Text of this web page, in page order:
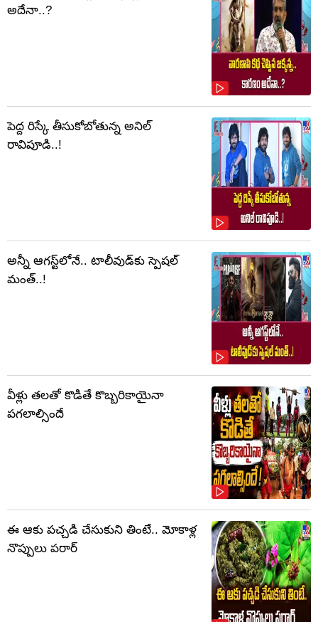
అదేనా..?
పెద్ద రిస్కే తీసుకోబోతున్న అనిల్
రావిపూడి..!
అన్నీ ఆగస్ట్‌లోనే.. టాలీవుడ్‌కు స్పెషల్
మంత్..!
వీళ్లు తలతో కొడితే కొబ్బరికాయైనా
పగలాల్సిందే
ఈ ఆకు పచ్చడి చేసుకుని తింటే.. మోకాళ్ల
నొప్పులు పరార్‌